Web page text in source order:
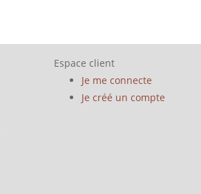
Espace client
Je me connecte
Je créé un compte